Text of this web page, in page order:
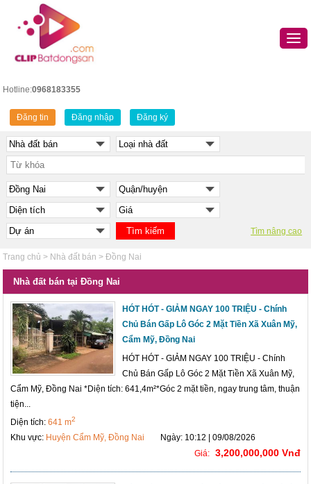
Hotline:0968183355
Đăng tin Đăng nhập Đăng ký
Tìm nâng cao
Trang chủ > Nhà đất bán >Đồng Nai
Nhà đất bán tại Đồng Nai
HÓT HÓT - GIẢM NGAY 100 TRIỆU - Chính
Chủ Bán Gấp Lô Góc 2 Mặt Tiền Xã Xuân Mỹ,
Cẩm Mỹ, Đồng Nai
HÓT HÓT - GIẢM NGAY 100 TRIỆU - Chính
Chủ Bán Gấp Lô Góc 2 Mặt Tiền Xã Xuân Mỹ,
Cẩm Mỹ, Đồng Nai *Diện tích: 641,4m²*Góc 2 mặt tiền, ngay trung tâm, thuận
tiện...
Diện tích:641 m2
Khu vực: Huyện Cẩm Mỹ, Đồng Nai
Ngày: 10:12 | 09/08/2026
Giá: 3,200,000,000 Vnđ